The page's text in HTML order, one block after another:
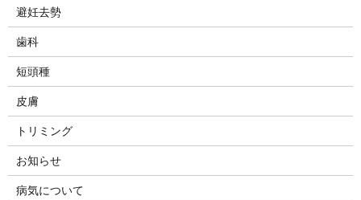
避妊去勢
歯科
短頭種
皮膚
トリミング
お知らせ
病気について